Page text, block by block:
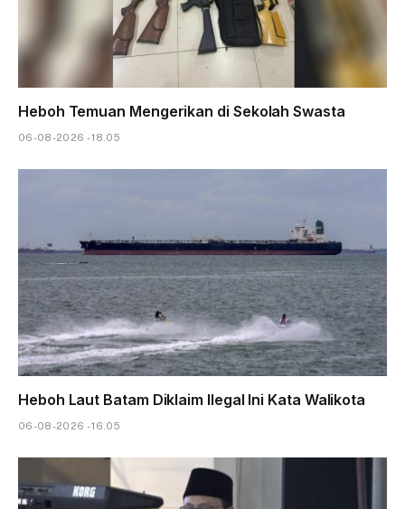
Heboh Temuan Mengerikan di Sekolah Swasta
06-08-2026 - 18.05
Heboh Laut Batam Diklaim Ilegal Ini Kata Walikota
06-08-2026 - 16.05